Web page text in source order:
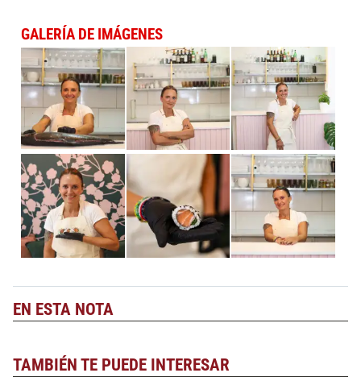
GALERÍA DE IMÁGENES
EN ESTA NOTA
TAMBIÉN TE PUEDE INTERESAR